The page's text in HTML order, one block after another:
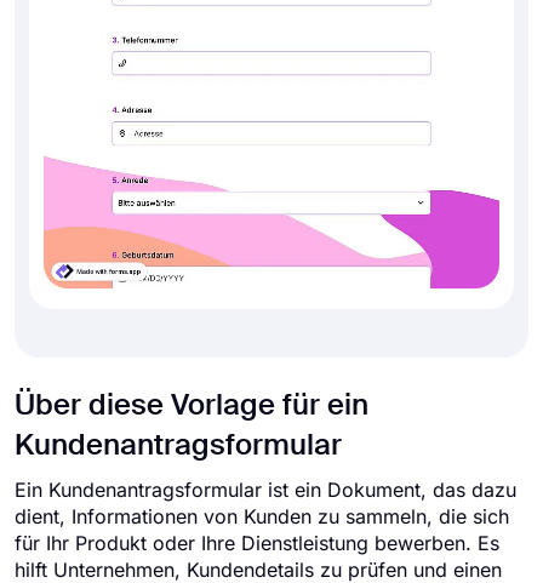
Über diese Vorlage für ein
Kundenantragsformular
Ein Kundenantragsformular ist ein Dokument, das dazu
dient, Informationen von Kunden zu sammeln, die sich
für Ihr Produkt oder Ihre Dienstleistung bewerben. Es
hilft Unternehmen, Kundendetails zu prüfen und einen